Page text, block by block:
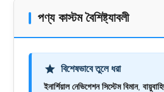
পণ্য কাস্টম বৈশিষ্ট্যাবলী
বিশেষভাবে তুলে ধরা
ইনার্শিয়াল নেভিগেশন সিস্টেম বিমান,